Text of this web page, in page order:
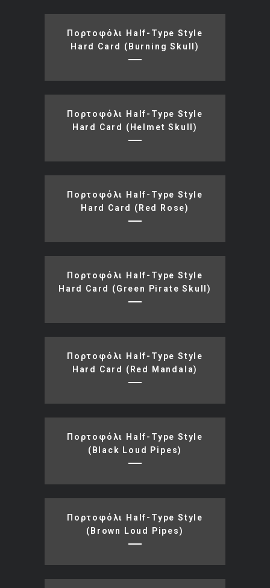
Πορτοφόλι Half-Type Style
Hard Card (burning Skull)
Πορτοφόλι Half-Type Style
Hard Card (helmet Skull)
Πορτοφόλι Half-Type Style
Hard Card (red Rose)
Πορτοφόλι Half-Type Style
Hard Card (green Pirate Skull)
Πορτοφόλι Half-Type Style
Hard Card (red Mandala)
Πορτοφόλι Half-Type Style
(black Loud Pipes)
Πορτοφόλι Half-Type Style
(brown Loud Pipes)